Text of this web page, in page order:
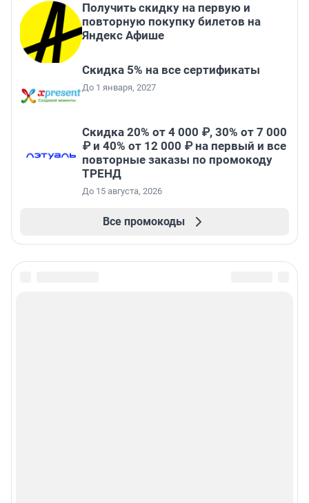
Получить скидку на первую и
повторную покупку билетов на
Яндекс Афише
Скидка 5% на все сертификаты
До 1 января, 2027
Скидка 20% от 4 000 ₽, 30% от 7 000
₽ и 40% от 12 000 ₽ на первый и все
повторные заказы по промокоду
ТРЕНД
До 15 августа, 2026
Все промокоды